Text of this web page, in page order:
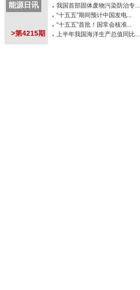
能源日讯
>第4215期
我国首部固体废物污染防治专...
“十五五”期间预计中国发电...
“十五五”首批！国常会核准...
上半年我国海洋生产总值同比...